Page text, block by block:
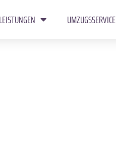
UMZUGSSERVICE